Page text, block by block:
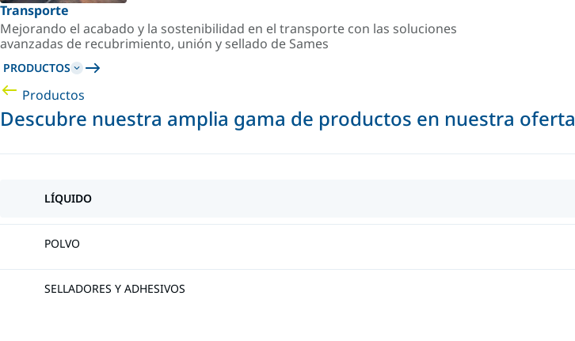
Transporte
Mejorando el acabado y la sostenibilidad en el transporte con las soluciones
avanzadas de recubrimiento, unión y sellado de Sames
PRODUCTOS
Productos
Descubre nuestra amplia gama de productos en nuestra oferta
LÍQUIDO
POLVO
SELLADORES Y ADHESIVOS